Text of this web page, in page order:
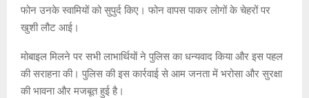
फोन उनके स्वामियों को सुपुर्द किए। फोन वापस पाकर लोगों के चेहरों पर
खुशी लौट आई।
मोबाइल मिलने पर सभी लाभार्थियों ने पुलिस का धन्यवाद किया और इस पहल
की सराहना की। पुलिस की इस कार्रवाई से आम जनता में भरोसा और सुरक्षा
की भावना और मजबूत हुई है।